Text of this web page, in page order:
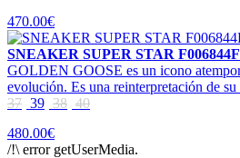
470.00€
SNEAKER SUPER STAR
GOLDEN GOOSE es un icono
evolución. Es una reinterpretación de
37 39 38 40
480.00€
/!\ error getUserMedia.